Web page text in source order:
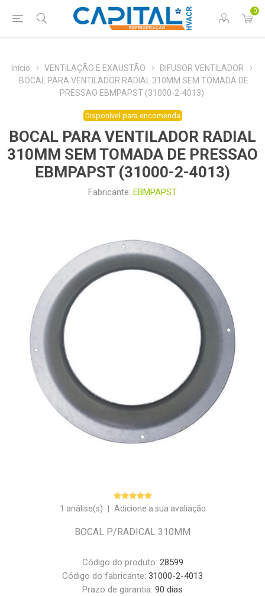
0
Início VENTILAÇÃO E EXAUSTÃO
DIFUSOR VENTILADOR
BOCAL PARA VENTILADOR RADIAL 310MM SEM TOMADA DE
PRESSAO EBMPAPST (31000-2-4013)
Disponível para encomenda
BOCAL PARA VENTILADOR RADIAL
310MM SEM TOMADA DE PRESSAO
EBMPAPST (31000-2-4013)
Fabricante: EBMPAPST
1 análise(s) Adicione a sua avaliação
BOCAL P/RADICAL 310MM
Código do produto: 28599
Código do fabricante: 31000-2-4013
Prazo de garantia: 90 dias